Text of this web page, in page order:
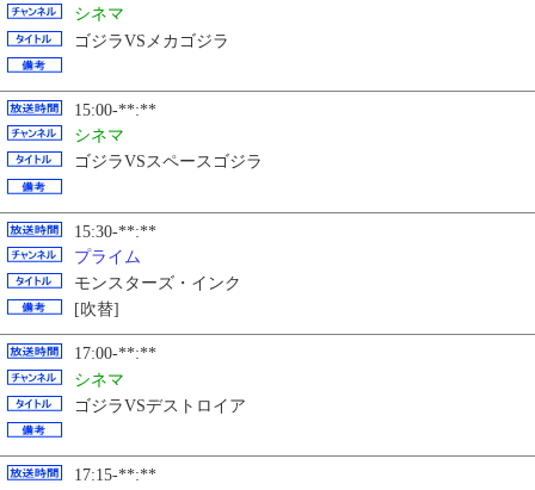
シネマ
ゴジラVSメカゴジラ
15:00-**:**
シネマ
ゴジラVSスペースゴジラ
15:30-**:**
プライム
モンスターズ・インク
[吹替]
17:00-**:**
シネマ
ゴジラVSデストロイア
17:15-**:**